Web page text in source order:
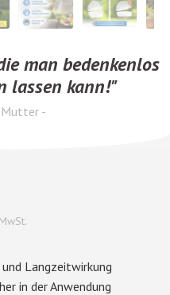
man bedenkenlos
lassen kann!"
Mutter -
Langzeitwirkung
in der Anwendung